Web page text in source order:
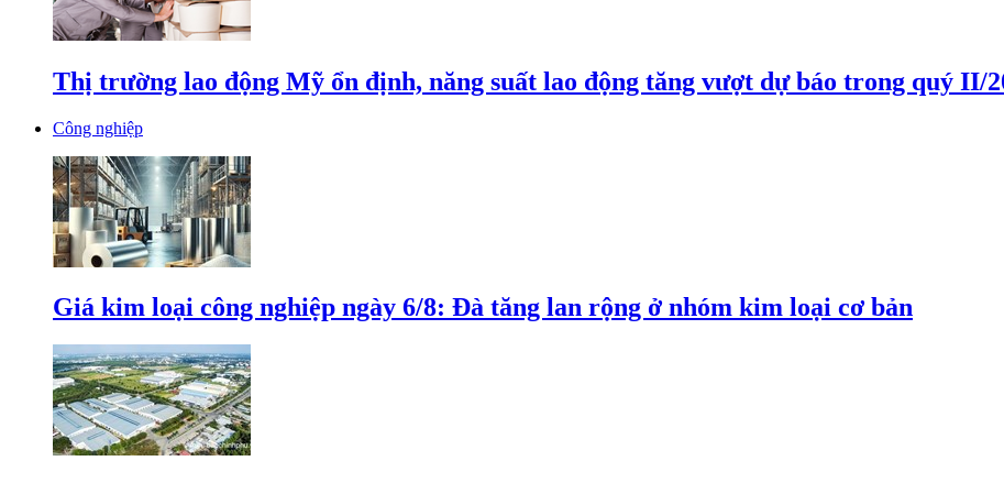
Thị trường lao động Mỹ ổn định, năng suất lao động tăng vượt dự báo trong quý II/
Công nghiệp
Giá kim loại công nghiệp ngày 6/8: Đà tăng lan rộng ở nhóm kim loại cơ bản